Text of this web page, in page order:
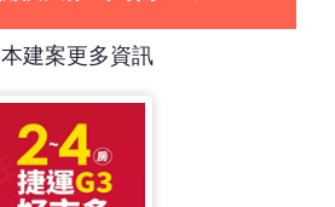
本建案更多資訊